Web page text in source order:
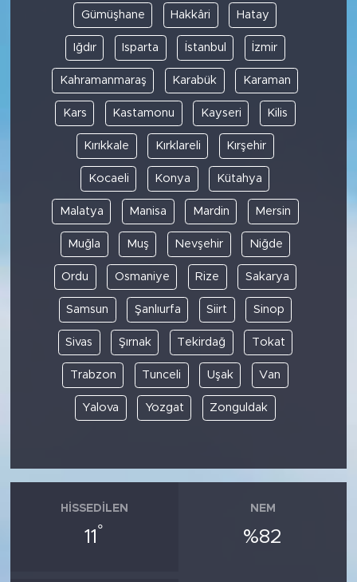
Gümüşhane Hakkâri Hatay
Iğdır Isparta İstanbul İzmir
Kahramanmaraş Karabük Karaman
Kars Kastamonu Kayseri Kilis
Kırıkkale Kırklareli Kırşehir
Kocaeli Konya Kütahya
Malatya Manisa Mardin Mersin
Muğla Muş Nevşehir Niğde
Ordu Osmaniye Rize Sakarya
Samsun Şanlıurfa Siirt Sinop
Sivas Şırnak Tekirdağ Tokat
Trabzon Tunceli Uşak Van
Yalova Yozgat Zonguldak
HISSEDILEN
11 °
NEM
%82